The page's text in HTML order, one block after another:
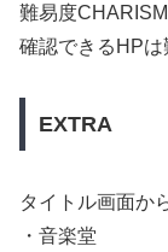
難易度
確認できるHPは
EXTRA
タイトル画面か
・音楽堂